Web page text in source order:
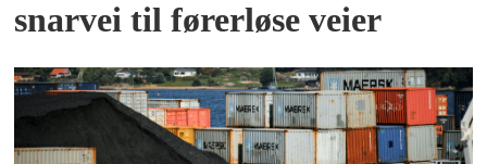
snarvei til førerløse veier